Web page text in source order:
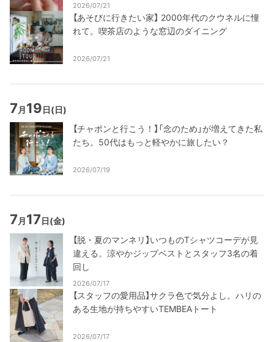
2026/07/21
【あそびに行きたい家】 2000年代のクウネルに憧
れて。喫茶店のような窓辺のダイニング
2026/07/21
7 月19日(日)
【チャポンと行こう！】「念のため」が増えてきた私
たち。50代はもっと軽やかに旅したい？
2026/07/19
7 月17日(金)
【脱・夏のマンネリ】いつものTシャツコーデが見
違える。涼やかジップベストとスタッフ3名の着
回し
2026/07/17
【スタッフの愛用品】サクラ色で気分よし。ハリの
ある生地が持ちやすいTEMBEAトート
2026/07/17